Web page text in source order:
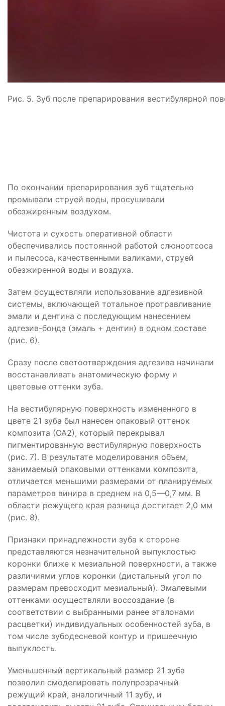
Рис. 5. Зуб после препарирования вестибулярной
По окончании препарирования зуб тщательно
промывали струей воды, просушивали
обезжиренным воздухом.
Чистота и сухость оперативной области
обеспечивались постоянной работой слюноотсоса
и пылесоса, качественными валиками, струей
обезжиренной воды и воздуха.
Затем осуществляли использование адгезивной
системы, включающей тотальное протравливание
эмали и дентина с последующим нанесением
адгезив-бонда (эмаль + дентин) в одном составе
(рис. 6).
Сразу после светоотверждения адгезива начинали
восстанавливать анатомическую форму и
цветовые оттенки зуба.
На вестибулярную поверхность измененного в
цвете 21 зуба был нанесен опаковый оттенок
композита (ОА2), который перекрывал
пигментированную вестибулярную поверхность
(рис. 7). В результате моделирования объем,
занимаемый опаковыми оттенками композита,
отличается меньшими размерами от планируемых
параметров винира в среднем на 0,5—0,7 мм. В
области режущего края разница достигает 2,0 мм
(рис. 8).
Признаки принадлежности зуба к стороне
представляются незначительной выпуклостью
коронки ближе к мезиальной поверхности, а также
различиями углов коронки (дистальный угол по
размерам превосходит мезиальный). Эмалевыми
оттенками осуществляли воссоздание (в
соответствии с выбранными ранее эталонами
расцветки) индивидуальных особенностей зуба, в
том числе зубодесневой контур и пришеечную
выпуклость.
Уменьшенный вертикальный размер 21 зуба
позволил смоделировать полупрозрачный
режущий край, аналогичный 11 зубу, и